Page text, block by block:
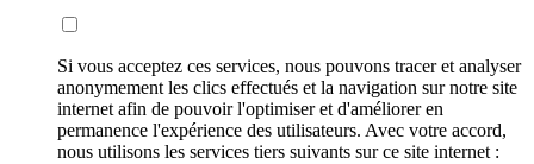
Si vous acceptez ces services, nous pouvons tracer et analyser
anonymement les clics effectués et la navigation sur notre site
internet afin de pouvoir l'optimiser et d'améliorer en
permanence l'expérience des utilisateurs. Avec votre accord,
nous utilisons les services tiers suivants sur ce site internet :